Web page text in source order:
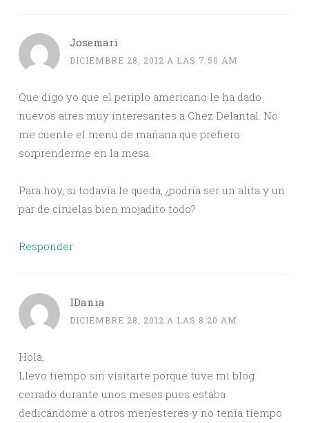
Josemari
DICIEMBRE 28, 2012 A LAS 7:50 AM
Que digo yo que el periplo americano le ha dado
nuevos aires muy interesantes a Chez Delantal. No
me cuente el menú de mañana que prefiero
sorprenderme en la mesa.
Para hoy, si todavía le queda, ¿podría ser un alita y un
par de ciruelas bien mojadito todo?
Responder
IDania
DICIEMBRE 28, 2012 A LAS 8:20 AM
Hola,
Llevo tiempo sin visitarte porque tuve mi blog
cerrado durante unos meses pues estaba
dedicándome a otros menesteres y no tenía tiempo